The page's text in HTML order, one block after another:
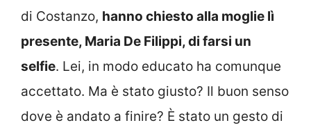
di Costanzo, hanno chiesto alla moglie lì
presente, Maria De Filippi, di farsi un
selfie. Lei, in modo educato ha comunque
accettato. Ma è stato giusto? Il buon senso
dove è andato a finire? È stato un gesto di